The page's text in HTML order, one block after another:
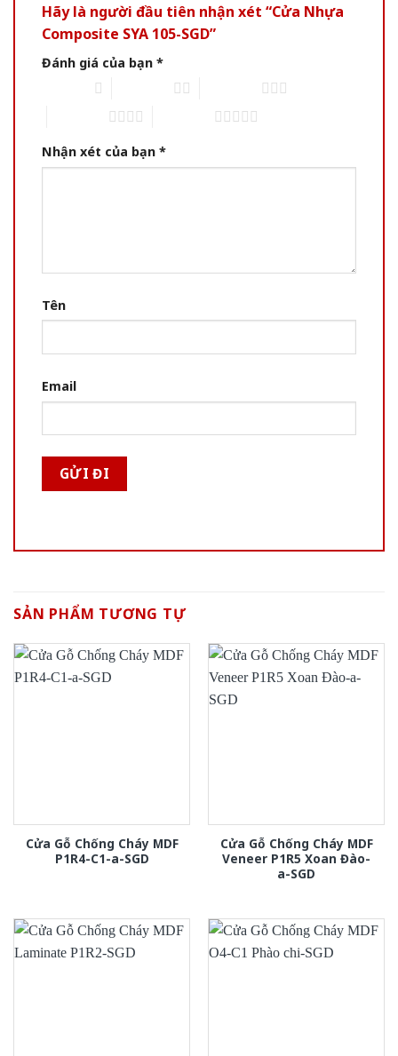
Hãy là người đầu tiên nhận xét “Cửa Nhựa
Composite SYA 105-SGD”
Đánh giá của bạn *
Nhận xét của bạn *
Tên
Email
SẢN PHẨM TƯƠNG TỰ
Cửa Gỗ Chống Cháy MDF
P1R4-C1-a-SGD
Cửa Gỗ Chống Cháy MDF
Veneer P1R5 Xoan Đào-
a-SGD